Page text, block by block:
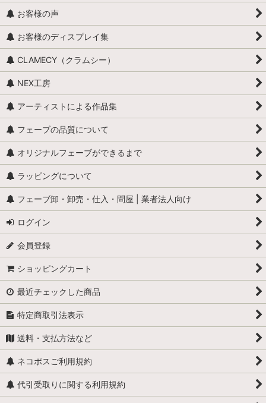
お客様の声
お客様のディスプレイ集
CLAMECY（クラムシー）
NEX工房
アーティストによる作品集
フェーブの品質について
オリジナルフェーブができるまで
ラッピングについて
フェーブ卸・卸売・仕入・問屋 | 業者法人向け
ログイン
会員登録
ショッピングカート
最近チェックした商品
特定商取引法表示
送料・支払方法など
ネコポスご利用規約
代引受取りに関する利用規約